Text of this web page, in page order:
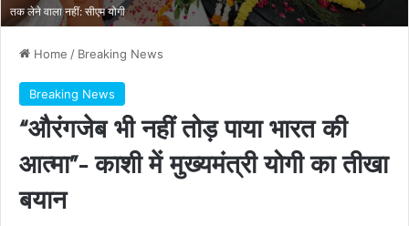
तक लेने वाला नहीं: सीएम योगी
Home / Breaking News
Breaking News
“औरंगजेब भी नहीं तोड़ पाया भारत की
आत्मा”- काशी में मुख्यमंत्री योगी का तीखा
बयान